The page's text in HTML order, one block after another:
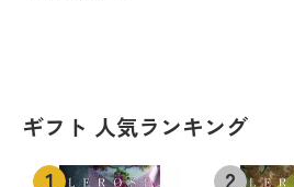
ギフト 人気ランキング